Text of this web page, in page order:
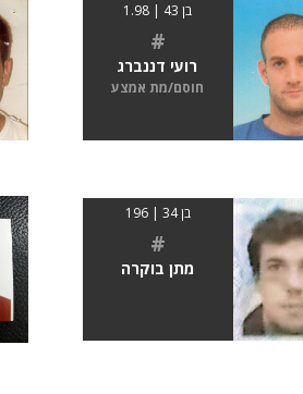
בן 43 | 1.98
#
רועי דננברג
חוסם/מת אמצע
בן 34 | 196
#
מתן בוקרה